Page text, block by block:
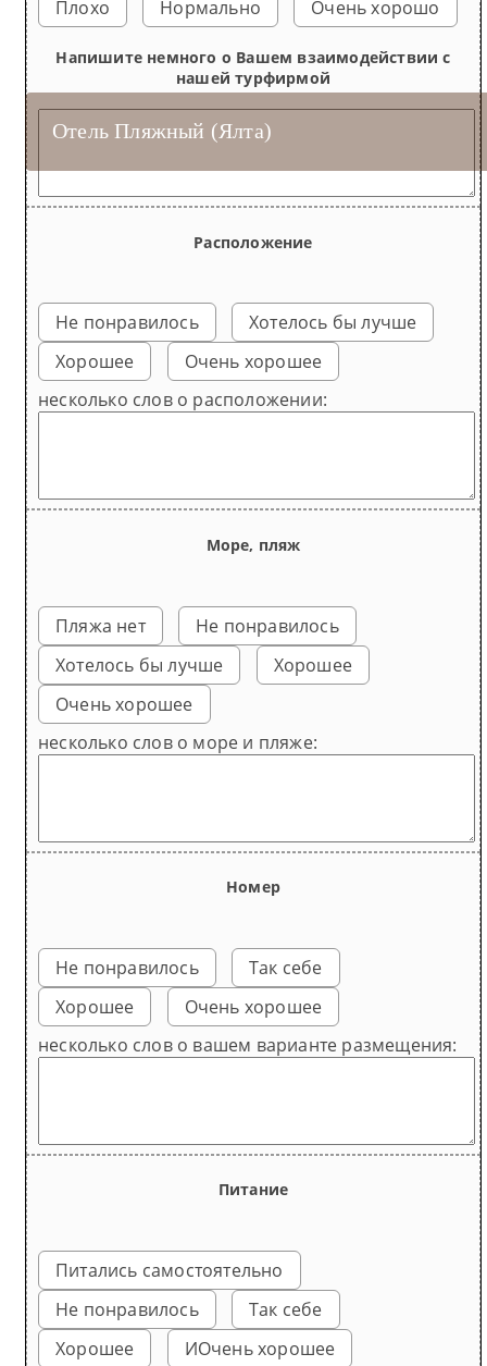
Отель Пляжный (Ялта)
Номер 1 3-местный
Номер 7 3-местный
Номер 9 4-местный
Номер 2 4-местный 2-комнатный
Плохо Нормально Очень хорошо
Напишите немного о Вашем взаимодействии с
нашей турфирмой
Расположение
Не понравилось
Хотелось бы лучше
Хорошее
Очень хорошее
несколько слов о расположении:
Море, пляж
Пляжа нет
Не понравилось
Хотелось бы лучше
Хорошее
Очень хорошее
несколько слов о море и пляже:
Номер
Не понравилось
Так себе
Хорошее
Очень хорошее
несколько слов о вашем варианте размещения:
Питание
Питались самостоятельно
Не понравилось
Так себе
Хорошее
ИОчень хорошее